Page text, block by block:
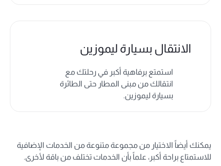
الانتقال بسيارة ليموزين
استمتع برفاهية أكبر في رحلتك مع
انتقالك من مبنى المطار حتى الطائرة
بسيارة ليموزين.
يمكنك أيضاً الاختيار من مجموعة متنوعة من الخدمات الإضافية
للاستمتاع براحة أكبر، علماً بأن الخدمات تختلف من باقة لأخرى.